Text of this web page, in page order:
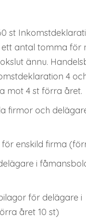
st
ett antal tomma för
ännu.
4
mot 4 st förra året.
firmor och
för enskild firma
i
för delägare i
året 10 st)